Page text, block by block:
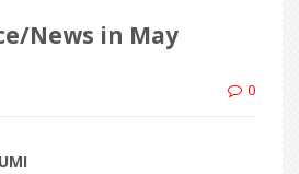
News in May
0